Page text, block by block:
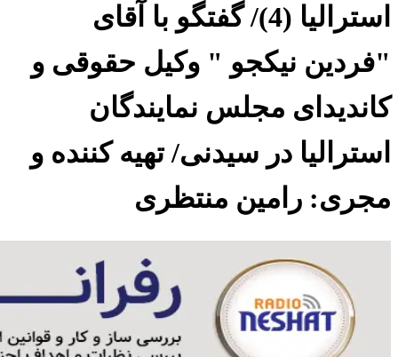
استرالیا (4)/ گفتگو با آقای
"فردین نیکجو " وکیل حقوقی و
کاندیدای مجلس نمایندگان
استرالیا در سیدنی/ تهیه کننده و
مجری: رامین منتظری